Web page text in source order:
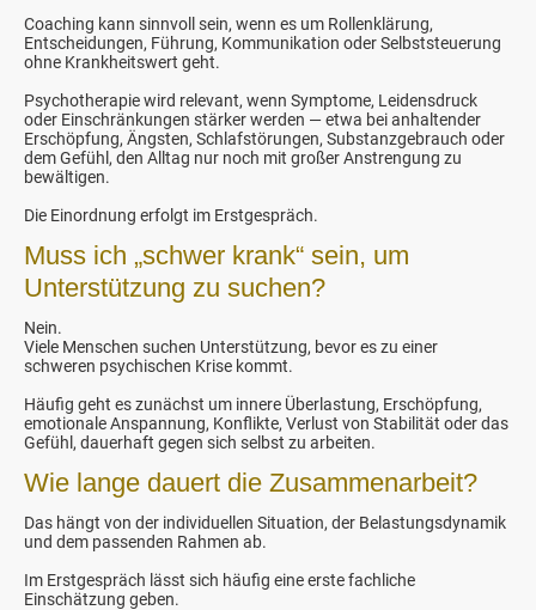
Coaching kann sinnvoll sein, wenn es um Rollenklärung,
Entscheidungen, Führung, Kommunikation oder Selbststeuerung
ohne Krankheitswert geht.
Psychotherapie wird relevant, wenn Symptome, Leidensdruck
oder Einschränkungen stärker werden — etwa bei anhaltender
Erschöpfung, Ängsten, Schlafstörungen, Substanzgebrauch oder
dem Gefühl, den Alltag nur noch mit großer Anstrengung zu
bewältigen.
Die Einordnung erfolgt im Erstgespräch.
Muss ich „schwer krank“ sein, um
Unterstützung zu suchen?
Nein.
Viele Menschen suchen Unterstützung, bevor es zu einer
schweren psychischen Krise kommt.
Häufig geht es zunächst um innere Überlastung, Erschöpfung,
emotionale Anspannung, Konflikte, Verlust von Stabilität oder das
Gefühl, dauerhaft gegen sich selbst zu arbeiten.
Wie lange dauert die Zusammenarbeit?
Das hängt von der individuellen Situation, der Belastungsdynamik
und dem passenden Rahmen ab.
Im Erstgespräch lässt sich häufig eine erste fachliche
Einschätzung geben.